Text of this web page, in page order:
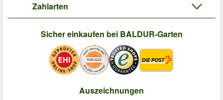
Zahlarten
Sicher einkaufen bei BALDUR-Garten
Auszeichnungen